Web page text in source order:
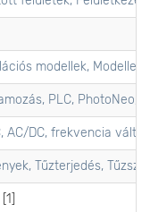
modellek,
PLC, PhotoNeo,
AC/DC, frekvencia váltók
Tűzterjedés,
[1]